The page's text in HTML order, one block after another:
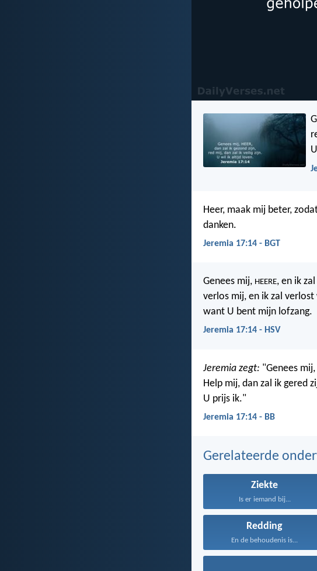
Heer, maak mij beter,
danken.
Jeremia 17:14 - BGT
Genees mij, HEERE, en ik
verlos mij, en ik zal
want U bent mijn lofzang.
Jeremia 17:14 - HSV
Jeremia zegt: "Genees
Help mij, dan zal ik gered
U prijs ik."
Jeremia 17:14 - BB
Gerelateerde
Ziekte
Is er iemand bij...
Redding
En de behoudenis is...